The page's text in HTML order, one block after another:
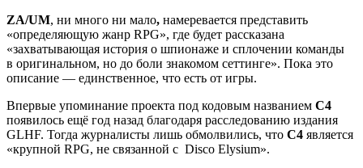
ZA/UM, ни много ни мало, намеревается представить
«определяющую жанр RPG», где будет рассказана
«захватывающая история о шпионаже и сплочении команды
в оригинальном, но до боли знакомом сеттинге». Пока это
описание — единственное, что есть от игры.
Впервые упоминание проекта под кодовым названием C4
появилось ещё год назад благодаря расследованию издания
GLHF. Тогда журналисты лишь обмолвились, что C4 является
«крупной RPG, не связанной с Disco Elysium».